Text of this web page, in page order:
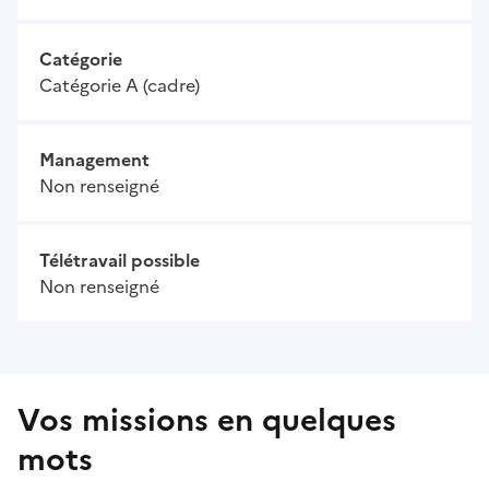
Catégorie
Catégorie A (cadre)
Management
Non renseigné
Télétravail possible
Non renseigné
Vos missions en quelques
mots